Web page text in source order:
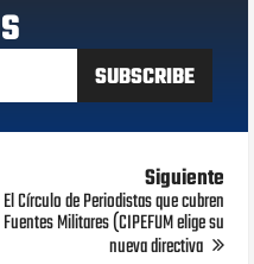
Siguiente
El Círculo de Periodistas que cubren
Fuentes Militares (CIPEFUM elige su
nueva directiva